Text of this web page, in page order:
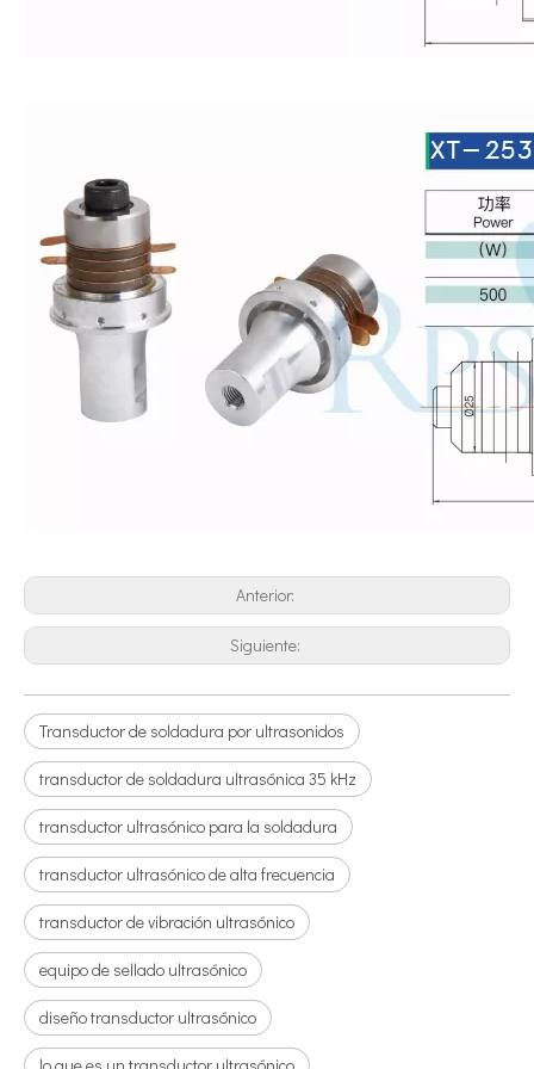
El sistema de recubrimiento de pulverización ultrasónica es una
Actualmente, la investigación sobre la extracción de antioxidantes
Anterior:
Siguiente:
Transductor de soldadura por ultrasonidos
transductor de soldadura ultrasónica 35 kHz
transductor ultrasónico para la soldadura
transductor ultrasónico de alta frecuencia
transductor de vibración ultrasónico
equipo de sellado ultrasónico
diseño transductor ultrasónico